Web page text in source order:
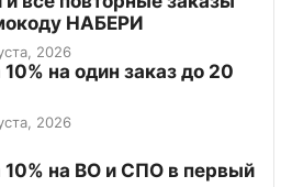
НАБЕРИ
2026
на один заказ до 20
2026
10% на ВО и СПО в первый